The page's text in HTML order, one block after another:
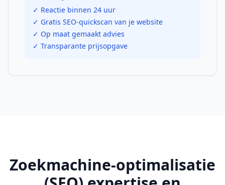
✓ Reactie binnen 24 uur
✓ Gratis SEO-quickscan van je website
✓ Op maat gemaakt advies
✓ Transparante prijsopgave
Zoekmachine-optimalisatie